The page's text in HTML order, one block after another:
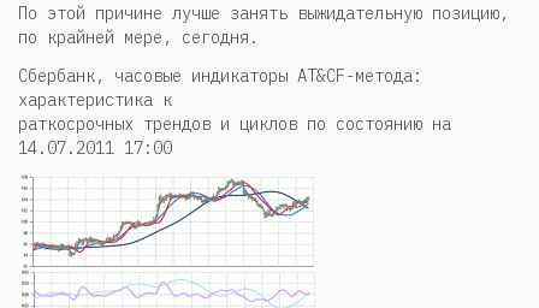
По этой причине лучше занять выжидательную позицию,
по крайней мере, сегодня.
Сбербанк, часовые индикаторы AT&CF-метода:
характеристика к
раткосрочных трендов и циклов по состоянию на
14.07.2011 17:00